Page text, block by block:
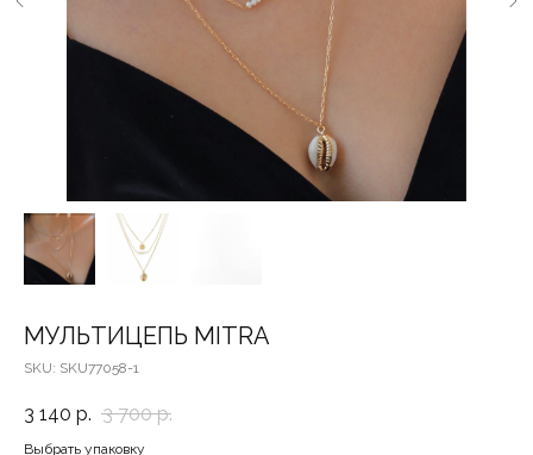
МУЛЬТИЦЕПЬ MITRA
SKU: SKU77058-1
3 140 р. 3 700 р.
Выбрать упаковку